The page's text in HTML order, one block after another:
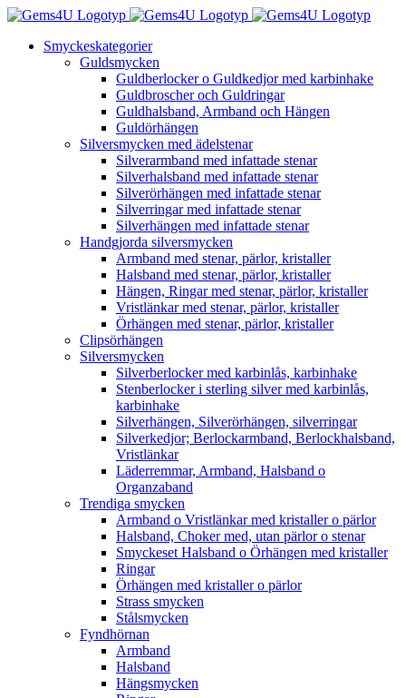
Fortsätt
innehålletSmyckeskategorier
Guldsmycken
Guldberlocker o Guldkedjor med karbinhake
Guldbroscher och Guldringar
Guldhalsband, Armband och Hängen
Guldörhängen
Silversmycken med ädelstenar
Silverarmband med infattade stenar
Silverhalsband med infattade stenar
Silverörhängen med infattade stenar
Silverringar med infattade stenar
Silverhängen med infattade stenar
Handgjorda silversmycken
Armband med stenar, pärlor, kristaller
Halsband med stenar, pärlor, kristaller
Hängen, Ringar med stenar, pärlor, kristaller
Vristlänkar med stenar, pärlor, kristaller
Örhängen med stenar, pärlor, kristaller
Clipsörhängen
Silversmycken
Silverberlocker med karbinlås, karbinhake
Stenberlocker i sterling silver med karbinlås,
karbinhake
Silverhängen, Silverörhängen, silverringar
Silverkedjor; Berlockarmband, Berlockhalsband,
Vristlänkar
Läderremmar, Armband, Halsband o
Organzaband
Trendiga smycken
Armband o Vristlänkar med kristaller o pärlor
Halsband, Choker med, utan pärlor o stenar
Smyckeset Halsband o Örhängen med kristaller
Ringar
Örhängen med kristaller o pärlor
Strass smycken
Stålsmycken
Fyndhörnan
Armband
Halsband
Hängsmycken